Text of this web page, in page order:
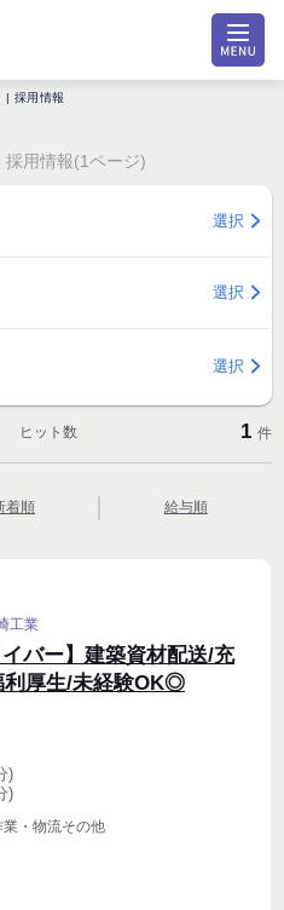
| 採用情報
用情報(1ページ)
選択
選択
選択
ヒット数 1 件
着順 給与順
工業
イバー】建築資材配送/充
利厚生/未経験OK◎
)
)
業・物流その他